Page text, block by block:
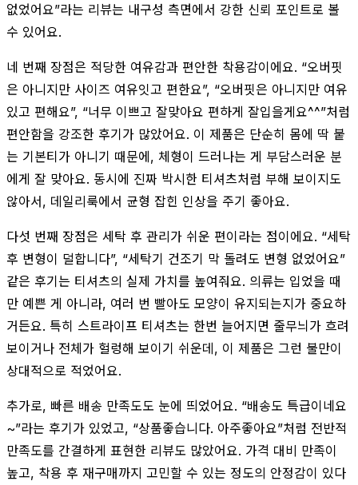
없었어요”라는 리뷰는 내구성 측면에서 강한 신뢰 포인트로 볼
수 있어요.
네 번째 장점은 적당한 여유감과 편안한 착용감이에요. “오버핏
은 아니지만 사이즈 여유잇고 편한요”, “오버핏은 아니지만 여유
있고 편해요”, “너무 이쁘고 잘맞아요 편하게 잘입을게요^^”처럼
편안함을 강조한 후기가 많았어요. 이 제품은 단순히 몸에 딱 붙
는 기본티가 아니기 때문에, 체형이 드러나는 게 부담스러운 분
에게 잘 맞아요. 동시에 진짜 박시한 티셔츠처럼 부해 보이지도
않아서, 데일리룩에서 균형 잡힌 인상을 주기 좋아요.
다섯 번째 장점은 세탁 후 관리가 쉬운 편이라는 점이에요. “세탁
후 변형이 덜합니다”, “세탁기 건조기 막 돌려도 변형 없었어요”
같은 후기는 티셔츠의 실제 가치를 높여줘요. 의류는 입었을 때
만 예쁜 게 아니라, 여러 번 빨아도 모양이 유지되는지가 중요하
거든요. 특히 스트라이프 티셔츠는 한번 늘어지면 줄무늬가 흐려
보이거나 전체가 헐렁해 보이기 쉬운데, 이 제품은 그런 불만이
상대적으로 적었어요.
추가로, 빠른 배송 만족도도 눈에 띄었어요. “배송도 특급이네요
~”라는 후기가 있었고, “상품좋습니다. 아주좋아요”처럼 전반적
만족도를 간결하게 표현한 리뷰도 많았어요. 가격 대비 만족이
높고, 착용 후 재구매까지 고민할 수 있는 정도의 안정감이 있다